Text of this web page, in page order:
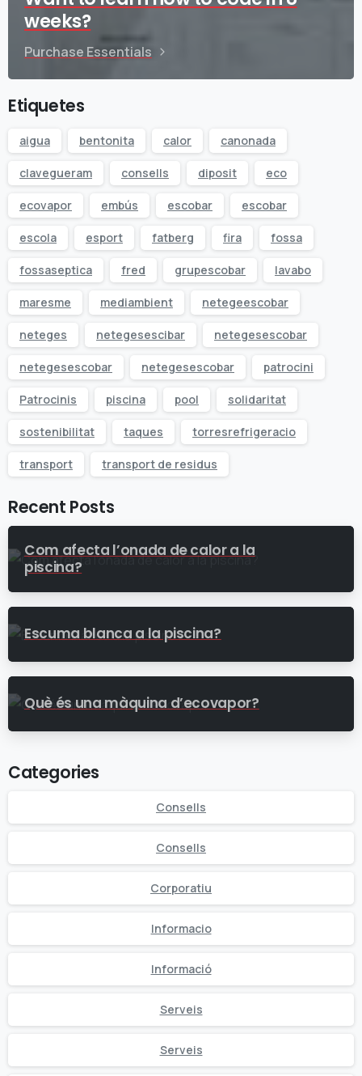
weeks?
Purchase Essentials
Etiquetes
aigua bentonita calor canonada
clavegueram consells diposit eco
ecovapor embús escobar escobar
escola esport fatberg fira fossa
fossaseptica fred grupescobar lavabo
maresme mediambient netegeescobar
neteges netegesescibar netegesescobar
netegesescobar netegesescobar patrocini
Patrocinis piscina pool solidaritat
sostenibilitat taques torresrefrigeracio
transport transport de residus
Recent Posts
Com afecta l’onada de calor a la
piscina?
Escuma blanca a la piscina?
Què és una màquina d’ecovapor?
Categories
Consells
Consells
Corporatiu
Informacio
Informació
Serveis
Serveis